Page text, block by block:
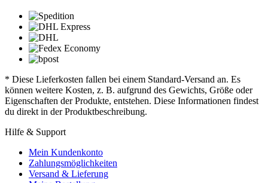
* Diese Lieferkosten fallen bei einem Standard-Versand an. Es
können weitere Kosten, z. B. aufgrund des Gewichts, Größe oder
Eigenschaften der Produkte, entstehen. Diese Informationen findest
du direkt in der Produktbeschreibung.
Hilfe & Support
Mein Kundenkonto
Zahlungsmöglichkeiten
Versand & Lieferung